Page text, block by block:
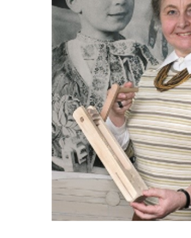
✉️ DÁRKOVÉ POUKAZY
Auto - moto
Beletrie pro děti
Beletrie pro dospělé
Byznys a ekonomie